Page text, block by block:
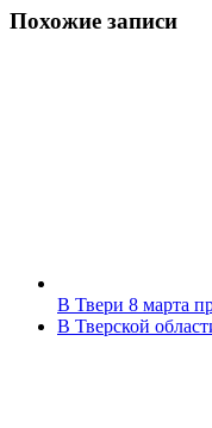
Похожие записи
В Твери 8 марта
В Тверской